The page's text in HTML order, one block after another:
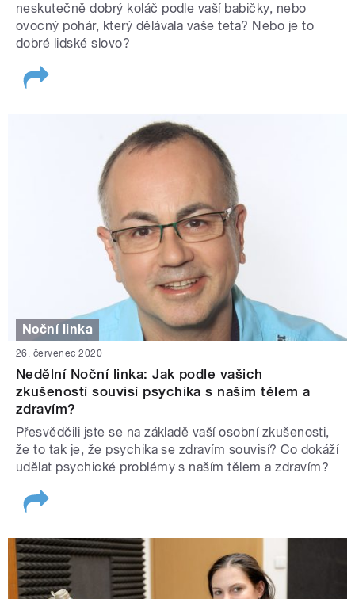
neskutečně dobrý koláč podle vaší babičky, nebo
ovocný pohár, který dělávala vaše teta? Nebo je to
dobré lidské slovo?
Noční linka
26. červenec 2020
Nedělní Noční linka: Jak podle vašich
zkušeností souvisí psychika s naším tělem a
zdravím?
Přesvědčili jste se na základě vaší osobní zkušenosti,
že to tak je, že psychika se zdravím souvisí? Co dokáží
udělat psychické problémy s naším tělem a zdravím?